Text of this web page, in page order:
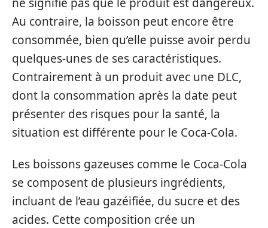
Au contraire, la boisson peut encore être
consommée, bien qu’elle puisse avoir perdu
quelques-unes de ses caractéristiques.
Contrairement à un produit avec une DLC,
dont la consommation après la date peut
présenter des risques pour la santé, la
situation est différente pour le Coca-Cola.
Les boissons gazeuses comme le Coca-Cola
se composent de plusieurs ingrédients,
incluant de l’eau gazéifiée, du sucre et des
acides. Cette composition crée un